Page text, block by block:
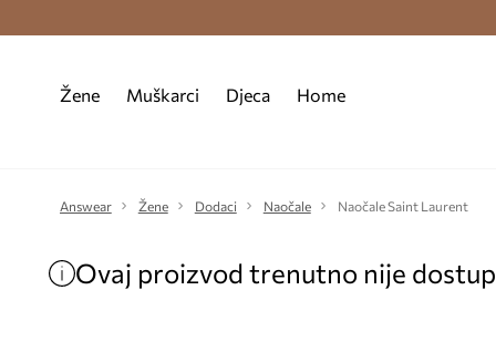
Žene Muškarci Djeca Home
Answear Žene Dodaci Naočale Naočale Saint Laurent
Ovaj proizvod trenutno nije